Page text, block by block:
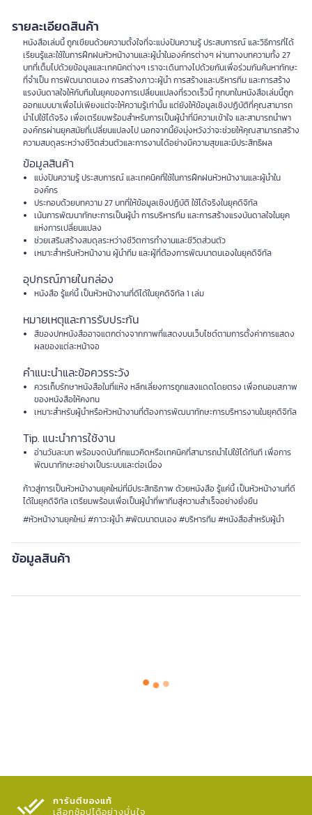
รายละเอียดสินค้า
หนังสือเล่มนี้ ถูกเขียนด้วยความตั้งใจที่จะแบ่งปันความรู้ ประสบการณ์ และวิธีการที่ได้
เรียนรู้และใช้ในการฝึกฝนหัวหน้างานและผู้นำในองค์กรต่างๆ ผ่านทางบทความทั้ง 27
บทที่เต็มไปด้วยข้อมูลและเทคนิคต่างๆ เราจะเดินทางไปด้วยกันเพื่อร่วมกันค้นหาทักษะ
ที่จำเป็น การพัฒนาตนเอง การสร้างภาวะผู้นำ การสร้างและบริหารทีม และการสร้าง
แรงบันดาลใจให้กับทีมในยุคของการเปลี่ยนแปลงที่รวดเร็วนี้ ทุกบทในหนังสือเล่มนี้ถูก
ออกแบบมาเพื่อไม่เพียงแต่จะให้ความรู้เท่านั้น แต่ยังให้ข้อมูลเชิงปฏิบัติที่คุณสามารถ
นำไปใช้ได้จริง เพื่อเตรียมพร้อมสำหรับการเป็นผู้นำที่มีความเข้าใจ และสามารถนำพา
องค์กรผ่านยุคสมัยที่เปลี่ยนแปลงไป นอกจากนี้ยังมุ่งหวังว่าจะช่วยให้คุณสามารถสร้าง
ความสมดุลระหว่างชีวิตส่วนตัวและการงานได้อย่างมีความสุขและมีประสิทธิผล
ข้อมูลสินค้า
แบ่งปันความรู้ ประสบการณ์ และเทคนิคที่ใช้ในการฝึกฝนหัวหน้างานและผู้นำใน
องค์กร
ประกอบด้วยบทความ 27 บทที่ให้ข้อมูลเชิงปฏิบัติ ใช้ได้จริงในยุคดิจิทัล
เน้นการพัฒนาทักษะการเป็นผู้นำ การบริหารทีม และการสร้างแรงบันดาลใจในยุค
แห่งการเปลี่ยนแปลง
ช่วยเสริมสร้างสมดุลระหว่างชีวิตการทำงานและชีวิตส่วนตัว
เหมาะสำหรับหัวหน้างาน ผู้นำทีม และผู้ที่ต้องการพัฒนาตนเองในยุคดิจิทัล
อุปกรณ์ภายในกล่อง
หนังสือ รู้แค่นี้ เป็นหัวหน้างานที่ดีได้ในยุคดิจิทัล 1 เล่ม
หมายเหตุและการรับประกัน
สีของปกหนังสืออาจแตกต่างจากภาพที่แสดงบนเว็บไซต์ตามการตั้งค่าการแสดง
ผลของแต่ละหน้าจอ
คำแนะนำและข้อควรระวัง
ควรเก็บรักษาหนังสือในที่แห้ง หลีกเลี่ยงการถูกแสงแดดโดยตรง เพื่อถนอมสภาพ
ของหนังสือให้คงทน
เหมาะสำหรับผู้นำหรือหัวหน้างานที่ต้องการพัฒนาทักษะการบริหารงานในยุคดิจิทัล
Tip. แนะนำการใช้งาน
อ่านวันละบท พร้อมจดบันทึกแนวคิดหรือเทคนิคที่สามารถนำไปใช้ได้ทันที เพื่อการ
พัฒนาทักษะอย่างเป็นระบบและต่อเนื่อง
ก้าวสู่การเป็นหัวหน้างานยุคใหม่ที่มีประสิทธิภาพ ด้วยหนังสือ รู้แค่นี้ เป็นหัวหน้างานที่ดี
ได้ในยุคดิจิทัล เตรียมพร้อมเพื่อเป็นผู้นำที่พาทีมสู่ความสำเร็จอย่างยั่งยืน
#หัวหน้างานยุคใหม่ #ภาวะผู้นำ #พัฒนาตนเอง #บริหารทีม #หนังสือสำหรับผู้นำ
ข้อมูลสินค้า
การันตีของแท้
เลือกช้อปได้อย่างมั่นใจ​